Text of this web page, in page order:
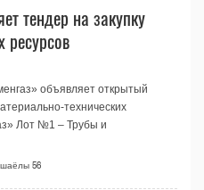
тендер на закупку
ресурсов
объявляет открытый
технических
Лот №1 – Трубы и
56